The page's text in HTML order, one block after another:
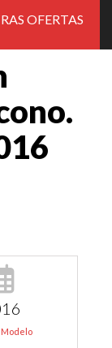
OFERTAS
Modelo